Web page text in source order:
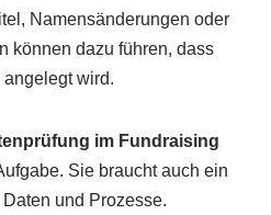
Namensänderungen oder
können dazu führen, dass
wird.
im Fundraising
Sie braucht auch ein
und Prozesse.